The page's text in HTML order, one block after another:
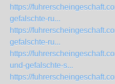
https://
gefalschte-ru...
https://
gefalschte-ru...
https://
und-gefalschte-s...
https://